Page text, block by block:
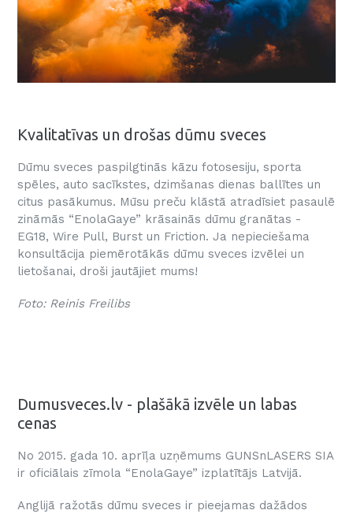
Kvalitatīvas un drošas dūmu sveces
Dūmu sveces paspilgtinās kāzu fotosesiju, sporta
spēles, auto sacīkstes, dzimšanas dienas ballītes un
citus pasākumus. Mūsu preču klāstā atradīsiet pasaulē
zināmās “EnolaGaye” krāsainās dūmu granātas -
EG18, Wire Pull, Burst un Friction. Ja nepieciešama
konsultācija piemērotākās dūmu sveces izvēlei un
lietošanai, droši jautājiet mums!
Foto: Reinis Freilibs
Dumusveces.lv - plašākā izvēle un labas
cenas
No 2015. gada 10. aprīļa uzņēmums GUNSnLASERS SIA
ir oficiālais zīmola “EnolaGaye” izplatītājs Latvijā.
Anglijā ražotās dūmu sveces ir pieejamas dažādos